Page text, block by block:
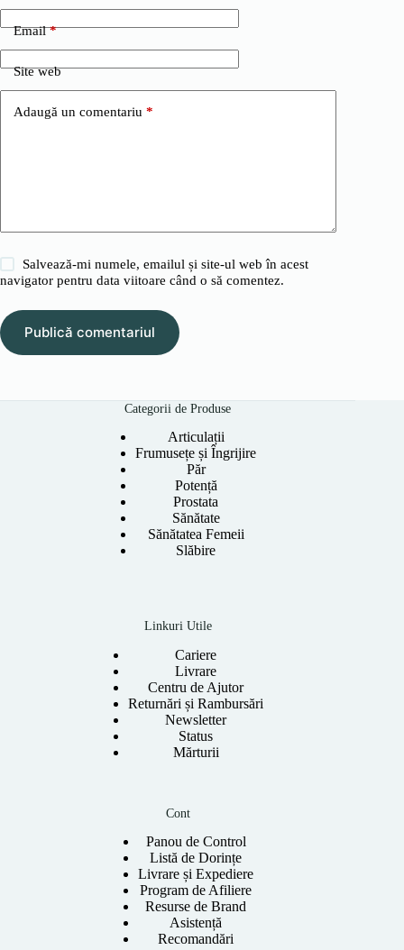
Email*
Site web
Adaugă un comentariu *
Salvează-mi numele, emailul și site-ul web în acest
navigator pentru data viitoare când o să comentez.
Publică comentariul
Categorii de Produse
Articulații
Frumusețe și Îngrijire
Păr
Potență
Prostata
Sănătate
Sănătatea Femeii
Slăbire
Linkuri Utile
Cariere
Livrare
Centru de Ajutor
Returnări și Rambursări
Newsletter
Status
Mărturii
Cont
Panou de Control
Listă de Dorințe
Livrare și Expediere
Program de Afiliere
Resurse de Brand
Asistență
Recomandări